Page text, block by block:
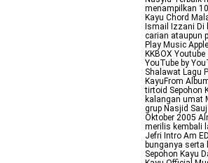
menampilkan
Kayu Chord
Ismail Izzani
carian ataupun
Play Music
KKBOX
YouTube by
Shalawat Lagu
KayuFrom
tirtoid Sepohon
kalangan umat
grup Nasjid
Oktober 2005
merilis kembali
Jefri Intro Am
bunganya serta
Sepohon Kayu